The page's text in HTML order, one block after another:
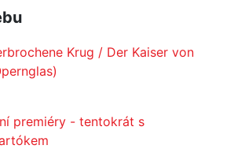
Krug / Der Kaiser von
premiéry - tentokrát s